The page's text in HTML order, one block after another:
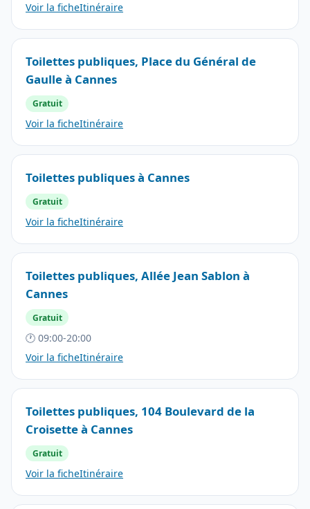
Voir la ficheItinéraire
Toilettes publiques, Place du Général de
Gaulle à Cannes
Gratuit
Voir la ficheItinéraire
Toilettes publiques à Cannes
Gratuit
Voir la ficheItinéraire
Toilettes publiques, Allée Jean Sablon à
Cannes
Gratuit
🕐 09:00-20:00
Voir la ficheItinéraire
Toilettes publiques, 104 Boulevard de la
Croisette à Cannes
Gratuit
Voir la ficheItinéraire